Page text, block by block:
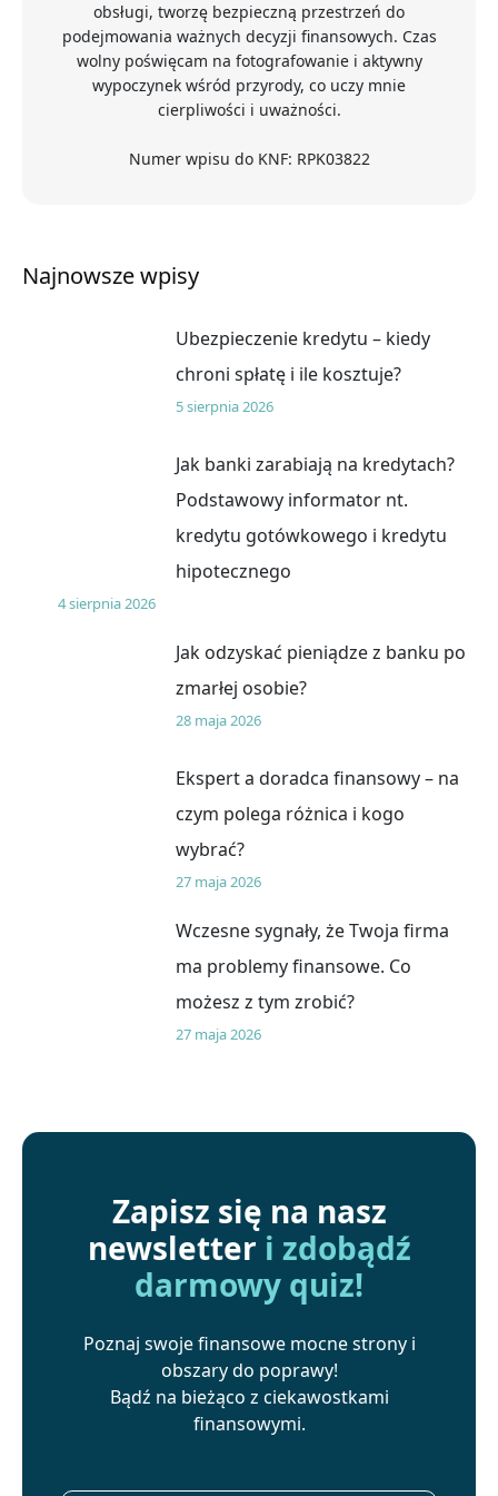
obsługi, tworzę bezpieczną przestrzeń do
podejmowania ważnych decyzji finansowych. Czas
wolny poświęcam na fotografowanie i aktywny
wypoczynek wśród przyrody, co uczy mnie
cierpliwości i uważności.
Numer wpisu do KNF: RPK03822
Najnowsze wpisy
Ubezpieczenie kredytu – kiedy
chroni spłatę i ile kosztuje?
5 sierpnia 2026
Jak banki zarabiają na kredytach?
Podstawowy informator nt.
kredytu gotówkowego i kredytu
hipotecznego
4 sierpnia 2026
Jak odzyskać pieniądze z banku po
zmarłej osobie?
28 maja 2026
Ekspert a doradca finansowy – na
czym polega różnica i kogo
wybrać?
27 maja 2026
Wczesne sygnały, że Twoja firma
ma problemy finansowe. Co
możesz z tym zrobić?
27 maja 2026
Zapisz się na nasz
newsletter i zdobądź
darmowy quiz!
Poznaj swoje finansowe mocne strony i
obszary do poprawy!
Bądź na bieżąco z ciekawostkami
finansowymi.